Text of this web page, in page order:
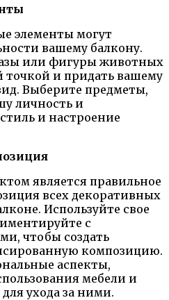
элементы могут
вашему балкону.
или фигуры животных
точкой и придать вашему
Выберите предметы,
личность и
и настроение
является правильное
всех декоративных
Используйте свое
с
чтобы создать
композицию.
аспекты,
мебели и
ухода за ними.